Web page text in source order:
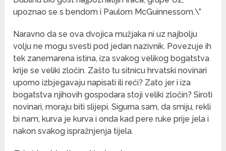
upoznao se s bendom i Paulom McGuinnessom.\”
Naravno da se ova dvojica mužjaka ni uz najbolju
volju ne mogu svesti pod jedan nazivnik. Povezuje ih
tek zanemarena istina, iza svakog velikog bogatstva
krije se veliki zločin. Zašto tu sitnicu hrvatski novinari
uporno izbjegavaju napisati ili reći? Zato jer i iza
bogatstva njihovih gospodara stoji veliki zločin? Siroti
novinari, moraju biti slijepi. Sigurna sam, da smiju, rekli
bi nam, kurva je kurva i onda kad pere ruke prije jela i
nakon svakog ispražnjenja tijela.